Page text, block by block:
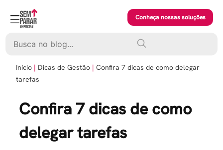
content
Conheça nossas soluções
Início Dicas de Gestão
Confira 7 dicas de como delegar
tarefas
Confira 7 dicas de como
delegar tarefas